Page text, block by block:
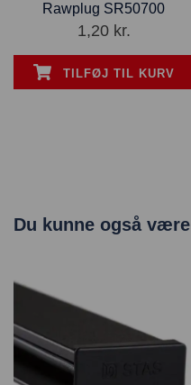
Rawplug SR50700
1,20 kr.
TILFØJ TIL KURV
Du kunne også